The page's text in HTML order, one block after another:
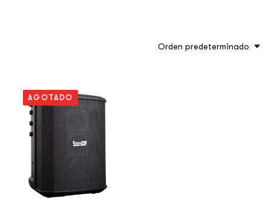
Orden predeterminado
AGOTADO